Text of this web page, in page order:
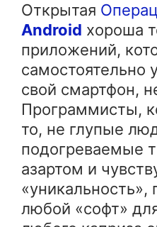
Открытая
Android хороша
приложений,
самостоятельно
свой смартфон,
Программисты,
то, не глупые
подогреваемые
азартом и
«уникальность»,
любой «софт»